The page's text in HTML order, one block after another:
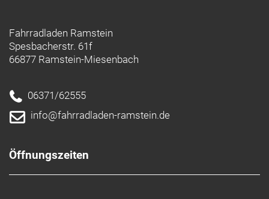
Fahrradladen Ramstein
Spesbacherstr. 61f
66877 Ramstein-Miesenbach
06371/62555
info@fahrradladen-ramstein.de
Öffnungszeiten